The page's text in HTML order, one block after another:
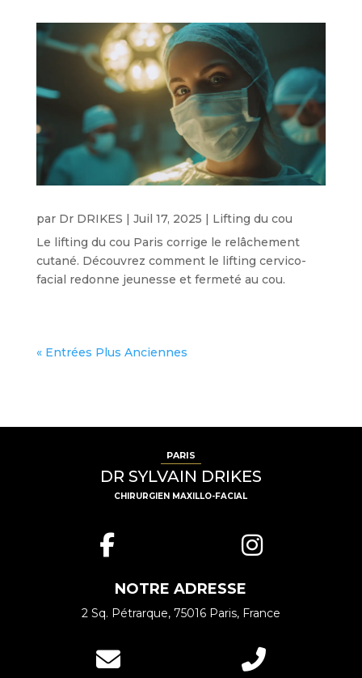
par Dr DRIKES | Juil 17, 2025 | Lifting du cou
Le lifting du cou Paris corrige le relâchement
cutané. Découvrez comment le lifting cervico-
facial redonne jeunesse et fermeté au cou.
« Entrées Plus Anciennes
PARIS
DR SYLVAIN DRIKES
CHIRURGIEN MAXILLO-FACIAL
NOTRE ADRESSE
2 Sq. Pétrarque, 75016 Paris, France